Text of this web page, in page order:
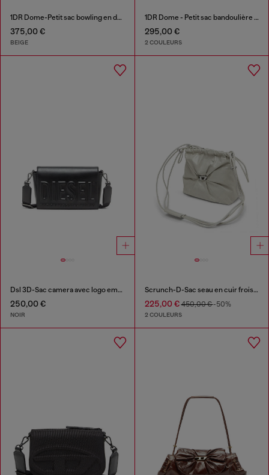
1DR Dome-Petit sac bowling en daim
375,00 €
BEIGE
1DR Dome - Petit sac bandoulière en satin et suède
295,00 €
2 COULEURS
Dsl 3D-Sac camera avec logo embossé
250,00 €
NOIR
Scrunch-D-Sac seau en cuir froissé et brillant
225,00 €450,00 €-50%
2 COULEURS